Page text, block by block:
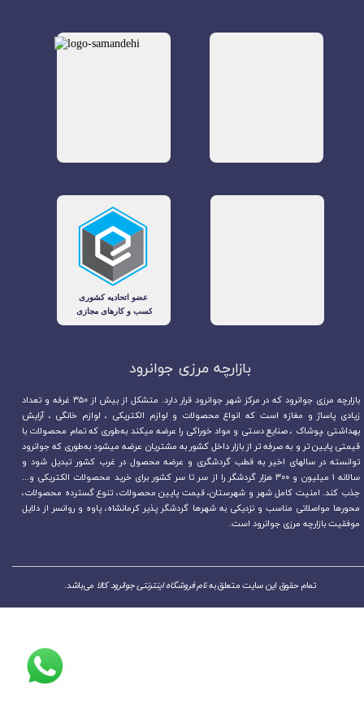
بازارچه مرزی جوانرود​​​​​​​
بازارچه مرزی جوانرود که در مرکز شهر جوانرود قرار دارد. متشکل از بیش از ۳۵۰ غرفه و تعداد
زیادی پاساژ و مغازه است که انواع محصولات و لوازم الکتریکی ، لوازم خانگی ، آرایش
بهداشتی ،پوشاک ، صنایع دستی و مواد خوراکی را عرضه میکند به‌طوری که تمام محصولات با
قیمتی پایین تر و به صرفه تر از بازار داخل کشور به مشتریان عرضه میشود به‌طوری که جوانرود
توانسته در سالهای اخیر به قطب گردشگری و عرضه محصول در غرب کشور تبدیل شود و
سالانه ۱ میلیون و ۳۰۰ هزار گردشگر را از سر تا سر کشور برای خرید محصولات الکتریکی و...
جذب کند. امنیت کامل شهر و شهرستان، قیمت پایین محصولات، تنوع گسترده محصولات،
محورها مواصلاتی مناسب و نزدیکی به شهرها گردشگر پذیر کرمانشاه، پاوه و روانسر از دلایل
موفقیت بازارچه مرزی جوانرود است.
تمام حقوق این سایت متعلق بهنام فروشگاه اینترنتی جوانرود کالا می‌باشد.